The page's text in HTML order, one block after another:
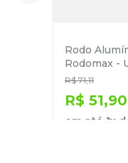
Rodo
Rodomax -
R$ 71,11
R$ 51,90
em até 1x